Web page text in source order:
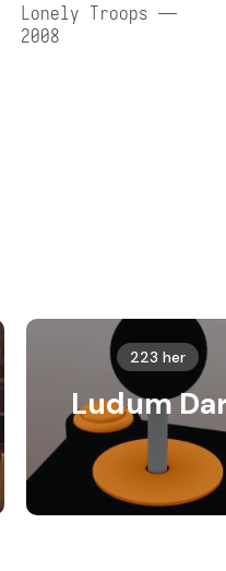
Lonely Troops —
2008
223 her
Ludum